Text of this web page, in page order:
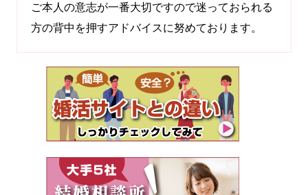
ご本人の意志が一番大切ですので迷っておられる
方の背中を押すアドバイスに努めております。